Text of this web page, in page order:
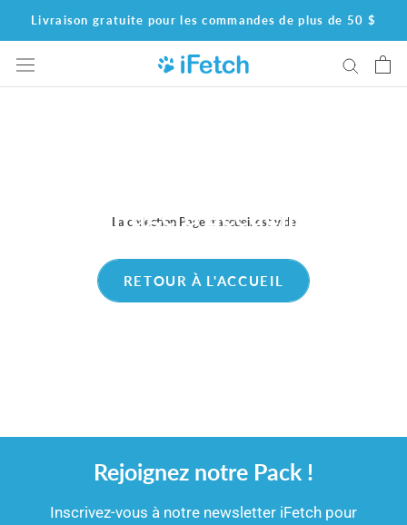
au
contenu
Livraison gratuite pour les commandes de plus de 50 $
Page d'accueil
La collection Page d'accueil est vide
RETOUR À L'ACCUEIL
Rejoignez notre Pack !
​​Inscrivez-vous à notre newsletter iFetch pour